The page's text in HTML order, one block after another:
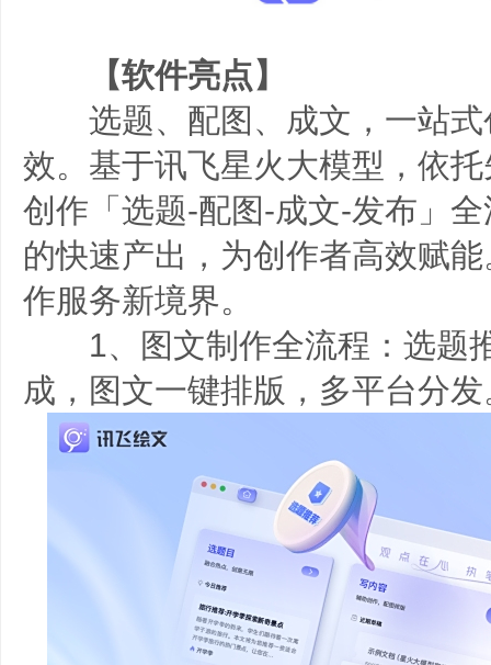
【软件亮点】
选题、配图、成文，一站式
效。基于讯飞星火大模型，依
创作「选题-配图-成文-发布」
的快速产出，为创作者高效赋
作服务新境界。
1、图文制作全流程：选题
成，图文一键排版，多平台分发